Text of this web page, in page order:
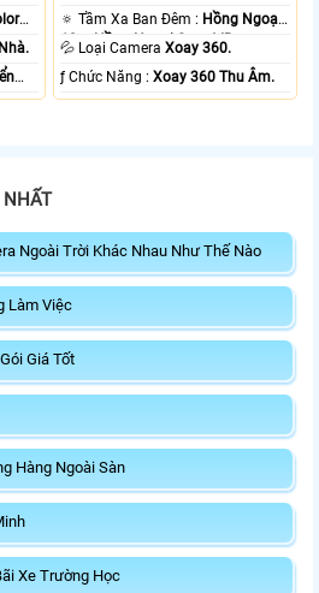
🔅 Tầm Xa Ban Đêm : Hồng Ngoại
10m Hồng Ngoại Smart IR.
💦 Loại CameraXoay 360.
️ƒ Chức Năng :Xoay 360 Thu Âm.
NHẤT
Ngoài Trời Khác Nhau Như Thế Nào
Làm Việc
Giá Tốt
Hàng Ngoài Sàn
Xe Trường Học